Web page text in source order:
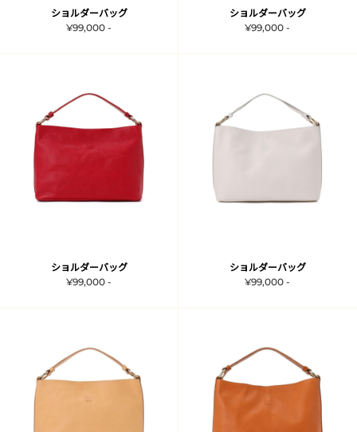
ショルダーバッグ
¥99,000 -
ショルダーバッグ
¥99,000 -
ショルダーバッグ
¥99,000 -
ショルダーバッグ
¥99,000 -